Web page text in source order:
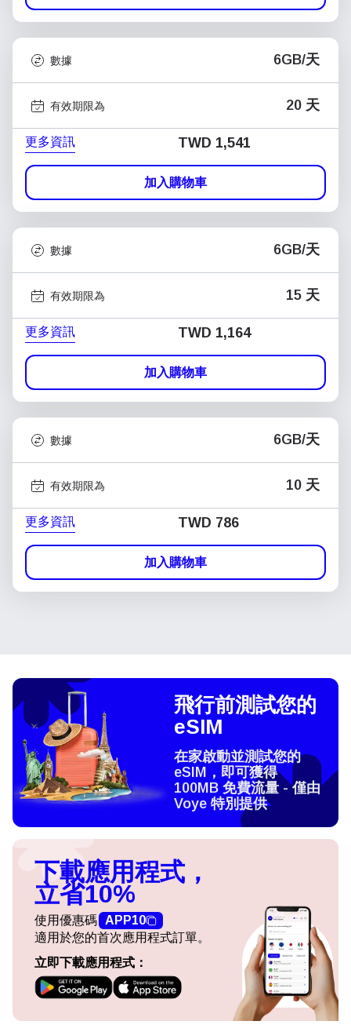
數據 6GB/天
有效期限為 20 天
更多資訊 TWD 1,541
加入購物車
數據 6GB/天
有效期限為 15 天
更多資訊 TWD 1,164
加入購物車
數據 6GB/天
有效期限為 10 天
更多資訊 TWD 786
加入購物車
飛行前測試您的
eSIM
在家啟動並測試您的
eSIM，即可獲得
100MB 免費流量 - 僅由
Voye 特別提供
下載應用程式，
立省10%
使用優惠碼 APP10
適用於您的首次應用程式訂單。
立即下載應用程式：